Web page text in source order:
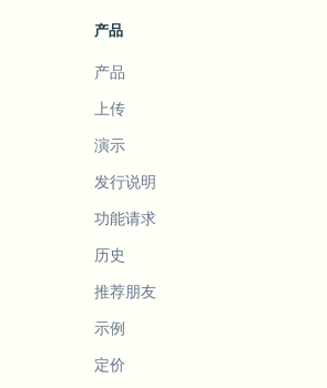
产品
产品
上传
演示
发行说明
功能请求
历史
推荐朋友
示例
定价